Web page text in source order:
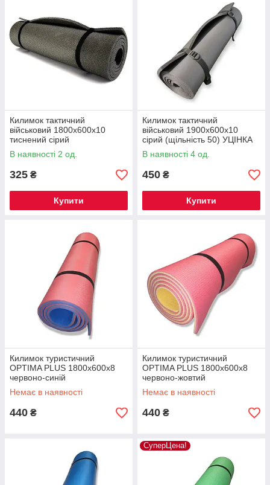
Килимок тактичний
військовий 1800х600х10
тиснений сірий
В наявності 2 од.
325 ₴
Купити
Килимок тактичний
військовий 1900х600х10
сірий (щільність 50) УЦІНКА
В наявності 4 од.
450 ₴
Купити
Килимок туристичний
OPTIMA PLUS 1800х600х8
червоно-синій
Немає в наявності
440 ₴
Килимок туристичний
OPTIMA PLUS 1800х600х8
червоно-жовтий
Немає в наявності
440 ₴
СуперЦена!